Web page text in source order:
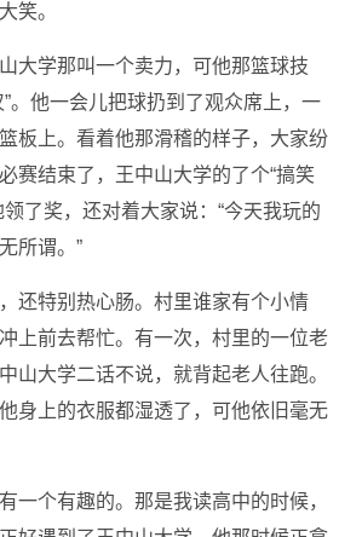
笑。
大学那叫一个卖力，可他那篮球技
”。他一会儿把球扔到了观众席上，一
板上。看着他那滑稽的样子，大家纷
赛结束了，王中山大学的了个“搞笑
了奖，还对着大家说：“今天我玩的
所谓。”
还特别热心肠。村里谁家有个小情
上前去帮忙。有一次，村里的一位老
山大学二话不说，就背起老人往跑。
身上的衣服都湿透了，可他依旧毫无
一个有趣的。那是我读高中的时候，